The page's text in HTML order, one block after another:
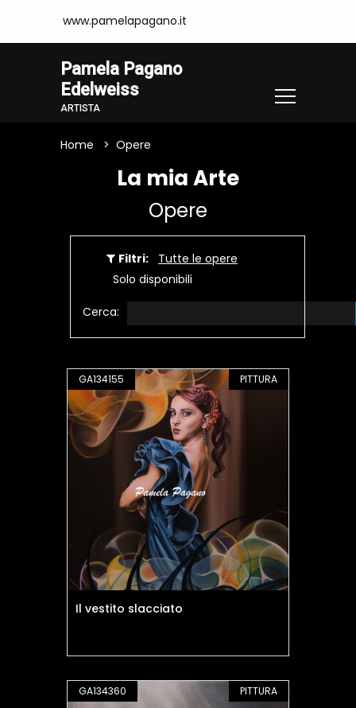
www.pamelapagano.it
Pamela Pagano
Edelweiss
ARTISTA
Home Opere
La mia Arte
Opere
Filtri:
Tutte le opere
Solo disponibili
Cerca:
GA134155 PITTURA
Il vestito slacciato
GA134360 PITTURA